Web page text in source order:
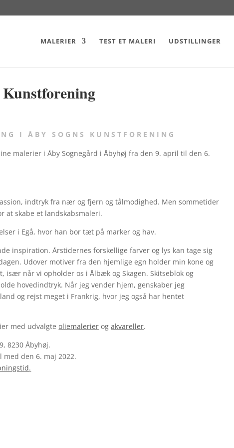
MALERIER TEST ET MALERI UDSTILLINGER
I ÅBY SOGNS KUNSTFORENING
malerier i Åby Sognegård i Åbyhøj fra den 9. april til den 6.
indtryk fra nær og fjern og tålmodighed. Men sommetider
at skabe et landskabsmaleri.
i Egå, hvor han bor tæt på marker og hav.
inspiration. Årstidernes forskellige farver og lys kan tage sig
Udover motiver fra den hjemlige egn holder min kone og
når vi opholder os i Ålbæk og Skagen. Skitseblok og
hovedindtryk. Når jeg vender hjem, genskaber jeg
og rejst meget i Frankrig, hvor jeg også har hentet
med udvalgteoliemalerier ogakvareller.
8230 Åbyhøj.
med den 6. maj 2022.
.